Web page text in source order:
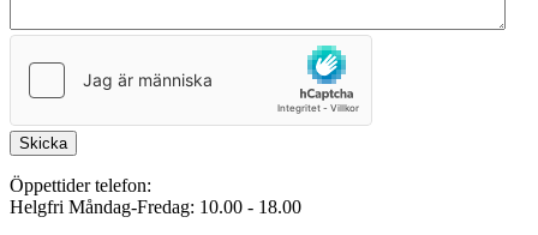
Skicka
Öppettider telefon:
Helgfri Måndag-Fredag: 10.00 - 18.00